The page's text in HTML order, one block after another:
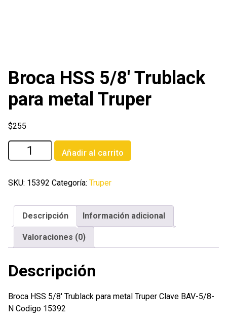
Broca HSS 5/8′ Trublack
para metal Truper
$255
Broca
HSS
Trublack
metal
Truper
cantidad
Añadir al carrito
SKU: 15392 Categoría: Truper
Descripción Información adicional
Valoraciones (0)
Descripción
Broca HSS 5/8′ Trublack para metal Truper Clave BAV-5/8-
N Codigo 15392